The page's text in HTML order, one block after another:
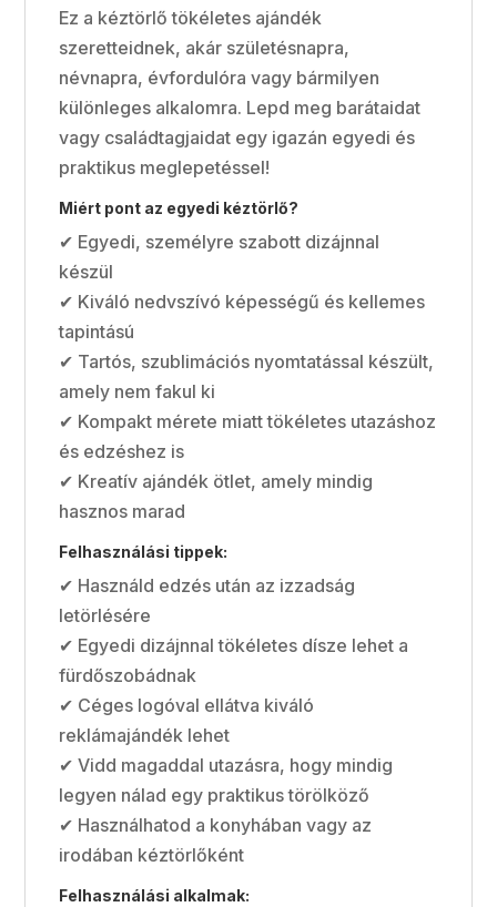
Ez a kéztörlő tökéletes ajándék
szeretteidnek, akár születésnapra,
névnapra, évfordulóra vagy bármilyen
különleges alkalomra. Lepd meg barátaidat
vagy családtagjaidat egy igazán egyedi és
praktikus meglepetéssel!
Miért pont az egyedi kéztörlő?
✔ Egyedi, személyre szabott dizájnnal
készül
✔ Kiváló nedvszívó képességű és kellemes
tapintású
✔ Tartós, szublimációs nyomtatással készült,
amely nem fakul ki
✔ Kompakt mérete miatt tökéletes utazáshoz
és edzéshez is
✔ Kreatív ajándék ötlet, amely mindig
hasznos marad
Felhasználási tippek:
✔ Használd edzés után az izzadság
letörlésére
✔ Egyedi dizájnnal tökéletes dísze lehet a
fürdőszobádnak
✔ Céges logóval ellátva kiváló
reklámajándék lehet
✔ Vidd magaddal utazásra, hogy mindig
legyen nálad egy praktikus törölköző
✔ Használhatod a konyhában vagy az
irodában kéztörlőként
Felhasználási alkalmak: